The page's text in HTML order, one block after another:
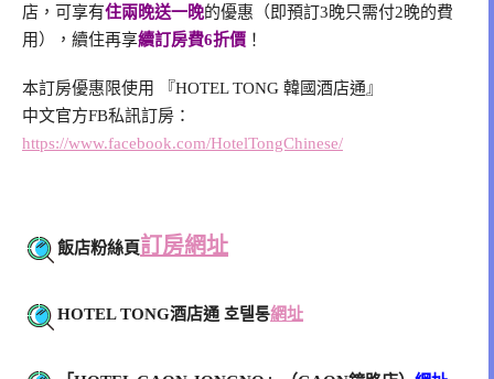
店，可享有住兩晚送一晚的優惠（即預訂3晚只需付2晚的費
用），續住再享續訂房費6折價 ！
本訂房優惠限使用 『HOTEL TONG 韓國酒店通』
中文官方FB私訊訂房：
https://www.facebook.com/HotelTongChinese/
飯店粉絲頁訂房網址
HOTEL TONG酒店通 호텔통網址